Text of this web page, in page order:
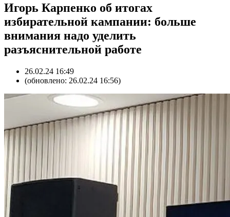
Игорь Карпенко об итогах
избирательной кампании: больше
внимания надо уделить
разъяснительной работе
26.02.24 16:49
(обновлено: 26.02.24 16:56)